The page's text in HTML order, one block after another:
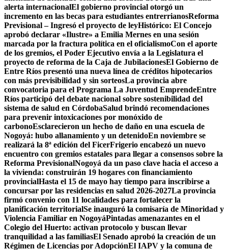
alerta internacionalEl gobierno provincial otorgó un
incremento en las becas para estudiantes entrerrianosReforma
Previsional – Ingresó el proyecto de leyHistórico: El Concejo
aprobó declarar «Ilustre» a Emilia Mernes en una sesión
marcada por la fractura política en el oficialismoCon el aporte
de los gremios, el Poder Ejecutivo envía a la Legislatura el
proyecto de reforma de la Caja de JubilacionesEl Gobierno de
Entre Ríos presentó una nueva línea de créditos hipotecarios
con más previsibilidad y sin sorteosLa provincia abre
convocatoria para el Programa La Juventud EmprendeEntre
Ríos participó del debate nacional sobre sostenibilidad del
sistema de salud en CórdobaSalud brindó recomendaciones
para prevenir intoxicaciones por monóxido de
carbonoEsclarecieron un hecho de daño en una escuela de
Nogoyá: hubo allanamiento y un detenidoEn noviembre se
realizará la 8ª edición del FicerFrigerio encabezó un nuevo
encuentro con gremios estatales para llegar a consensos sobre la
Reforma PrevisionalNogoyá da un paso clave hacia el acceso a
la vivienda: construirán 19 hogares con financiamiento
provincialHasta el 15 de mayo hay tiempo para inscribirse a
concursar por las residencias en salud 2026-2027La provincia
firmó convenio con 11 localidades para fortalecer la
planificación territorialSe inauguró la comisaría de Minoridad y
Violencia Familiar en NogoyáPintadas amenazantes en el
Colegio del Huerto: activan protocolo y buscan llevar
tranquilidad a las familiasEl Senado aprobó la creación de un
Régimen de Licencias por AdopciónEl IAPV y la comuna de